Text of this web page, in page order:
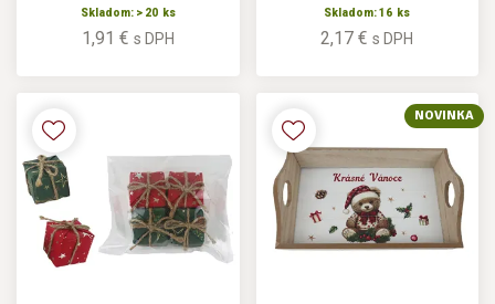
Skladom: > 20 ks
1,91 € s DPH
Skladom: 16 ks
2,17 €s DPH
NOVINKA